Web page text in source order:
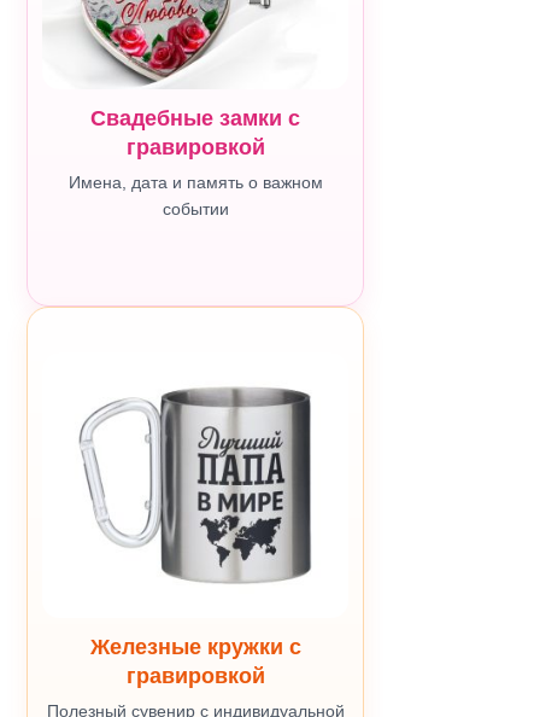
Свадебные замки с
гравировкой
Имена, дата и память о важном
событии
Железные кружки с
гравировкой
Полезный сувенир с индивидуальной